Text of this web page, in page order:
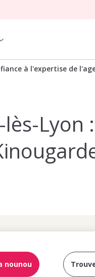
à l'expertise de
Lyon :
nounou